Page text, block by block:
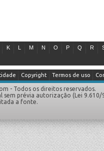
K M N O P Q R
Termos de uso
Copyright
- Todos os direitos reservados.
sem prévia autorização (Lei 9.610/
a fonte.